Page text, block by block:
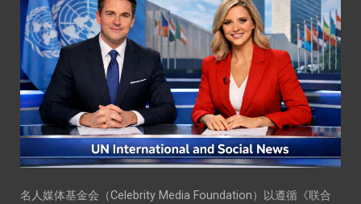
名人媒体基金会（Celebrity Media Foundation）以遵循《联合